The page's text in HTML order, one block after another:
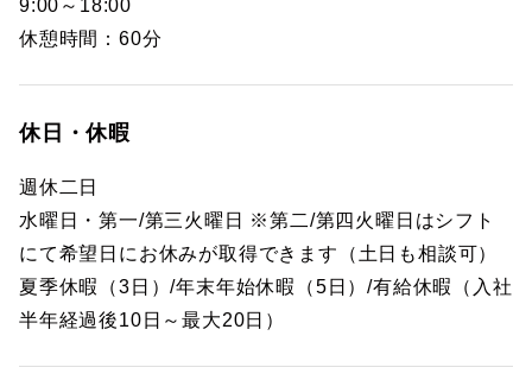
9:00～18:00
休憩時間：60分
休日・休暇
週休二日
水曜日・第一/第三火曜日 ※第二/第四火曜日はシフト
にて希望日にお休みが取得できます（土日も相談可）
夏季休暇（3日）/年末年始休暇（5日）/有給休暇（入社
半年経過後10日～最大20日）